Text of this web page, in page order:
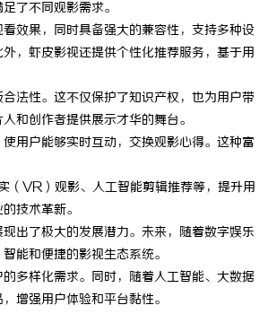
了不同观影需求。
效果，同时具备强大的兼容性，支持多种设
，虾皮影视还提供个性化推荐服务，基于用
法性。这不仅保护了知识产权，也为用户带
和创作者提供展示才华的舞台。
用户能够实时互动，交换观影心得。这种富
（VR）观影、人工智能剪辑推荐等，提升用
技术革新。
出了极大的发展潜力。未来，随着数字娱乐
能和便捷的影视生态系统。
多样化需求。同时，随着人工智能、大数据
增强用户体验和平台黏性。